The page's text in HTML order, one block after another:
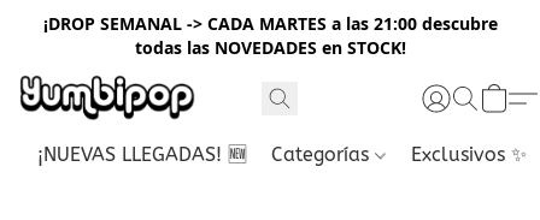
¡DROP SEMANAL -> CADA MARTES a las 21:00 descubre
todas las NOVEDADES en STOCK!
¡NUEVAS LLEGADAS! 🆕 Categorías Exclusivos ✨